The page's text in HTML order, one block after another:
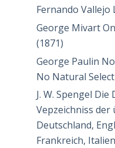
Fernando
George Mivart
(1871)
George Paulin
No Natural
J. W. Spengel
Vepzeichniss der
Deutschland,
Frankreich,